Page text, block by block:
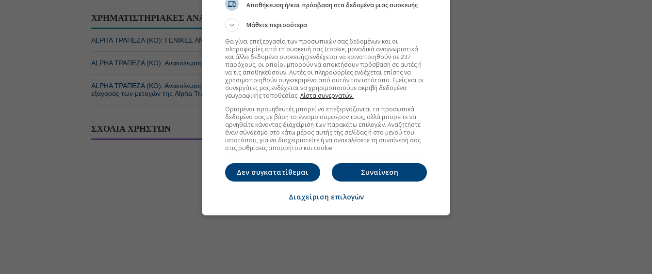
ΧΡΗΜΑΤΙΣΤΗΡΙΑΚΕΣ ΑΝΑΚΟΙΝΩΣΕΙΣ
ALPHA ΤΡΑΠΕΖΑ (ΚΟ): ΓΕΝΙΚΕΣ ΑΝΑΚΟΙΝΩΣΕΙΣ (15:36 07/08/2026)
ALPHA ΤΡΑΠΕΖΑ (ΚΟ): Ανακοίνωση για την Έναρξη του Προγράμματος Αγοράς Ιδίων Μετοχών
(19:02 31/07/2026)
ALPHA ΤΡΑΠΕΖΑ (ΚΟ): Ανακοίνωση έγκρισης του αιτήματος για την άσκηση του δικαιώματος
εξαγοράς των μετοχών της Alpha Trust Συμμετοχών ΑΕ
(18:06 31/07/2026)
ΣΧΟΛΙΑ ΧΡΗΣΤΩΝ
Αποθήκευση ή/και πρόσβαση στα δεδομένα μιας συσκευής
Μάθετε περισσότερα
Θα γίνει επεξεργασία των προσωπικών σας δεδομένων και οι
πληροφορίες από τη συσκευή σας (cookie, μοναδικά αναγνωριστικά
και άλλα δεδομένα συσκευής) ενδέχεται να κοινοποιηθούν σε 237
παρόχους, οι οποίοι μπορούν να αποκτήσουν πρόσβαση σε αυτές ή
να τις αποθηκεύσουν. Αυτές οι πληροφορίες ενδέχεται επίσης να
χρησιμοποιηθούν συγκεκριμένα από αυτόν τον ιστότοπο. Εμείς και οι
συνεργάτες μας ενδέχεται να χρησιμοποιούμε ακριβή δεδομένα
γεωγραφικής τοποθεσίας. Λίστα συνεργατών.
Ορισμένοι προμηθευτές μπορεί να επεξεργάζονται τα προσωπικά
δεδομένα σας με βάση το έννομο συμφέρον τους, αλλά μπορείτε να
αρνηθείτε κάνοντας διαχείριση των παρακάτω επιλογών. Αναζητήστε
έναν σύνδεσμο στο κάτω μέρος αυτής της σελίδας ή στο μενού του
ιστοτόπου, για να διαχειριστείτε ή να ανακαλέσετε τη συναίνεσή σας
στις ρυθμίσεις απορρήτου και cookie.
Συναίνεση
Δεν συγκατατίθεμαι
Διαχείριση επιλογών